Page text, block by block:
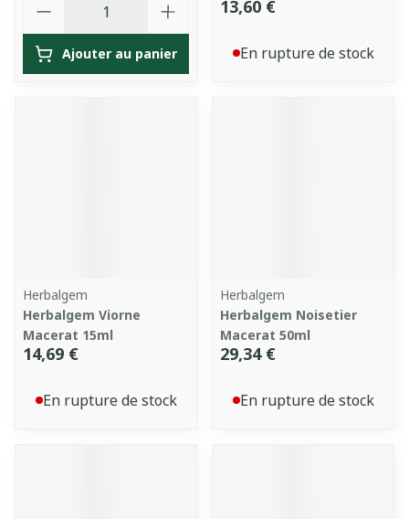
Ajouter au panier
13,60 €
En rupture de stock
Herbalgem
Herbalgem Viorne
Macerat 15ml
14,69 €
En rupture de stock
Herbalgem
Herbalgem Noisetier
Macerat 50ml
29,34 €
En rupture de stock